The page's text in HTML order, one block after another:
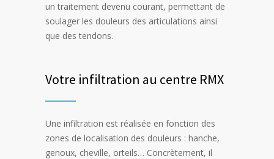
un traitement devenu courant, permettant de
soulager les douleurs des articulations ainsi
que des tendons.
Votre infiltration au centre RMX
Une infiltration est réalisée en fonction des
zones de localisation des douleurs : hanche,
genoux, cheville, orteils… Concrètement, il